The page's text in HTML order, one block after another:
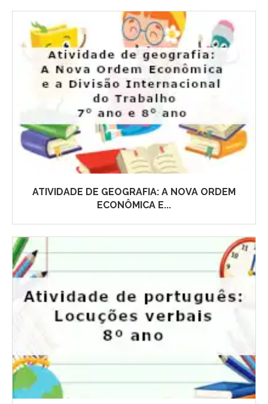
ATIVIDADE DE GEOGRAFIA: A NOVA ORDEM
ECONÔMICA E...